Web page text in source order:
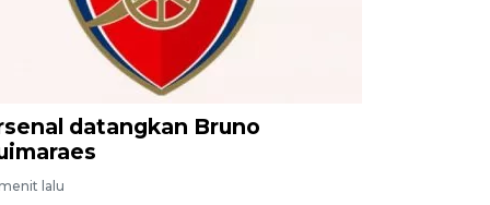
datangkan Bruno
lalu